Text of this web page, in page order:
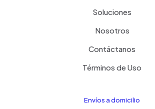
Soluciones
Nosotros
Contáctanos
Términos de Uso
Envíos a domicilio